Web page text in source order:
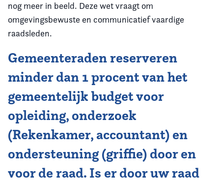
nog meer in beeld. Deze wet vraagt om
omgevingsbewuste en communicatief vaardige
raadsleden.
Gemeenteraden reserveren
minder dan 1 procent van het
gemeentelijk budget voor
opleiding, onderzoek
(Rekenkamer, accountant) en
ondersteuning (griffie) door en
voor de raad. Is er door uw raad